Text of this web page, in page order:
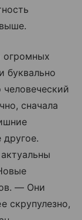
буквально
сначала
— Они
скрупулезно,